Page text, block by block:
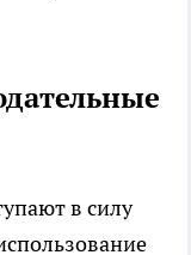
в силу